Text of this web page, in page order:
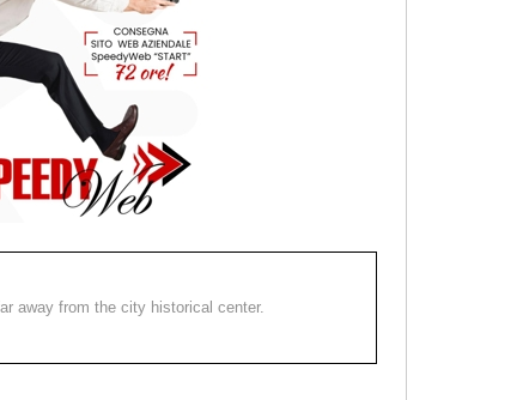
away from the city historical center.